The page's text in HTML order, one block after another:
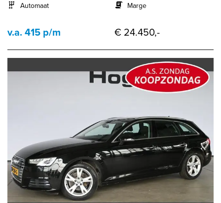
Automaat
Marge
v.a. 415 p/m € 24.450,-